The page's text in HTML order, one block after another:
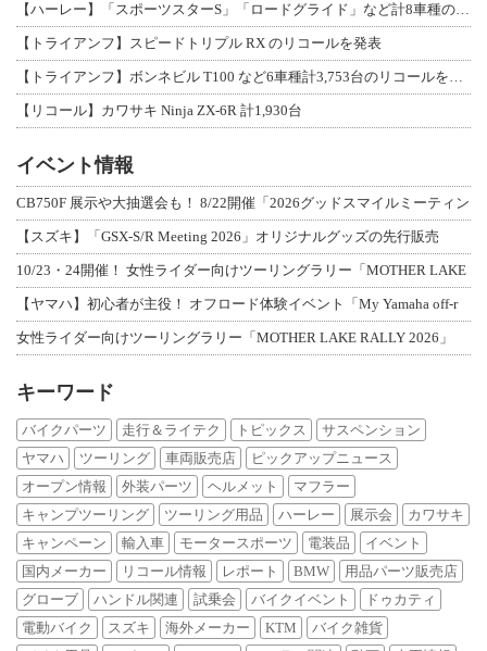
【ハーレー】「スポーツスターS」「ロードグライド」など計8車種のリコールを発表
【トライアンフ】スピードトリプル RX のリコールを発表
【トライアンフ】ボンネビル T100 など6車種計3,753台のリコールを発表
【リコール】カワサキ Ninja ZX-6R 計1,930台
イベント情報
CB750F 展示や大抽選会も！ 8/22開催「2026グッドスマイルミーティン
【スズキ】「GSX-S/R Meeting 2026」オリジナルグッズの先行販売
10/23・24開催！ 女性ライダー向けツーリングラリー「MOTHER LAKE
【ヤマハ】初心者が主役！ オフロード体験イベント「My Yamaha off-r
女性ライダー向けツーリングラリー「MOTHER LAKE RALLY 2026」
キーワード
バイクパーツ 走行＆ライテク トピックス
サスペンション
ヤマハ
ツーリング 車両販売店
ピックアップニュース
オープン情報
外装パーツ ヘルメット
マフラー
キャンプツーリング
ツーリング用品 ハーレー 展示会
カワサキ
キャンペーン
輸入車 モータースポーツ 電装品
イベント
国内メーカー
リコール情報 レポート BMW
用品パーツ販売店
グローブ
ハンドル関連 試乗会 バイクイベント
ドゥカティ
電動バイク
スズキ 海外メーカー KTM
バイク雑貨